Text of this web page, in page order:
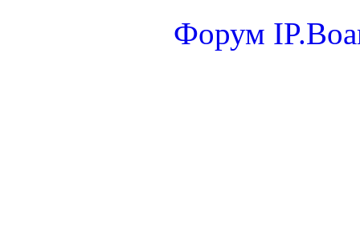
Форум